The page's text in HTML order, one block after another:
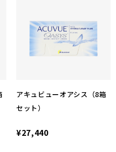
アキュビューオアシス（8箱
セット）
¥27,440